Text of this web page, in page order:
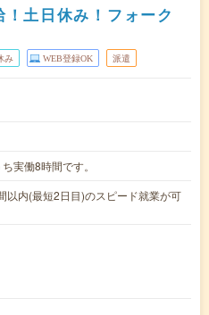
土日休み！フォーク
み WEB登録OK 派遣
実働8時間です。
以内(最短2日目)のスピード就業が可